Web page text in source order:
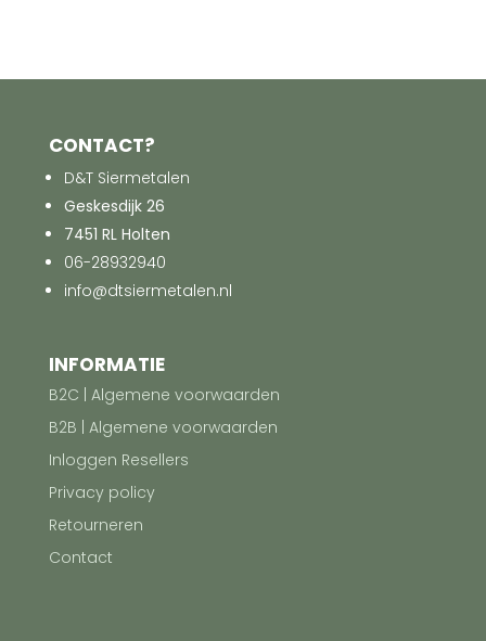
CONTACT?
D&T Siermetalen
Geskesdijk 26
7451 RL Holten
06-28932940
info@dtsiermetalen.nl
INFORMATIE
B2C | Algemene voorwaarden
B2B | Algemene voorwaarden
Inloggen Resellers
Privacy policy
Retourneren
Contact